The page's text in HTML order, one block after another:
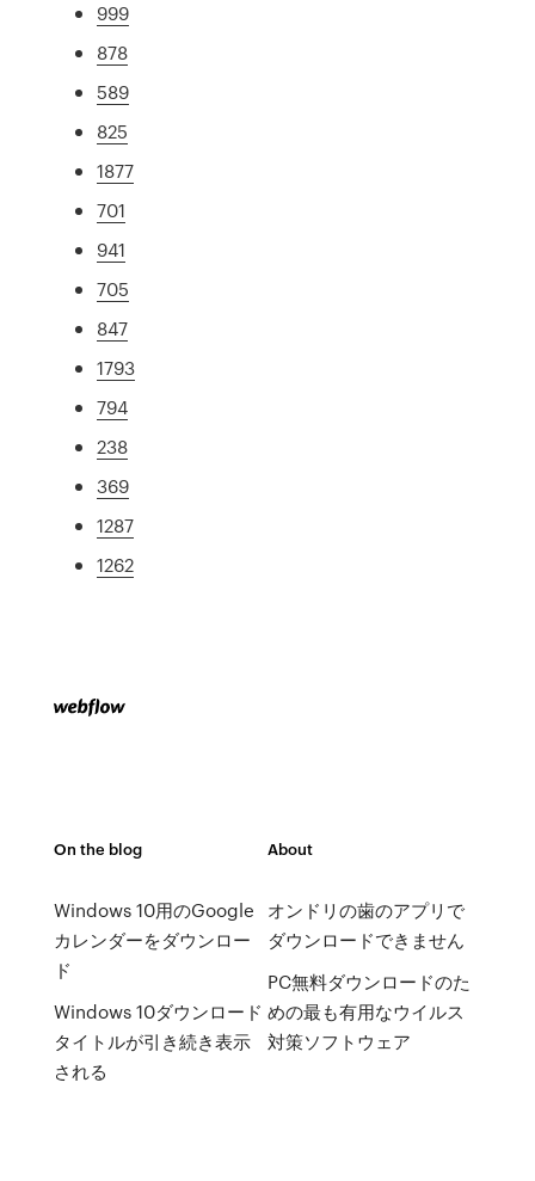
999
878
589
825
1877
701
941
705
847
1793
794
238
369
1287
1262
On the blog
Windows 10用のGoogle
カレンダーをダウンロー
ド
Windows 10ダウンロード
タイトルが引き続き表示
される
About
オンドリの歯のアプリで
ダウンロードできません
PC無料ダウンロードのた
めの最も有用なウイルス
対策ソフトウェア